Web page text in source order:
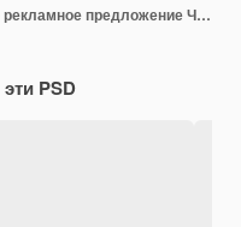
PSD этикетка 3d реалистичное рекламное предложение Черной пятницы в Бразилии
PSD